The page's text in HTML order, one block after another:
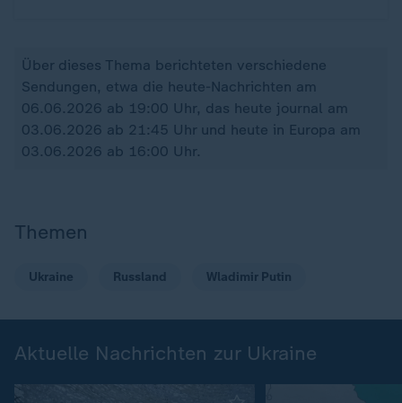
Über dieses Thema berichteten verschiedene
Sendungen, etwa die heute-Nachrichten am
06.06.2026 ab 19:00 Uhr, das heute journal am
03.06.2026 ab 21:45 Uhr und heute in Europa am
03.06.2026 ab 16:00 Uhr.
Themen
Ukraine Russland Wladimir Putin
Aktuelle Nachrichten zur Ukraine